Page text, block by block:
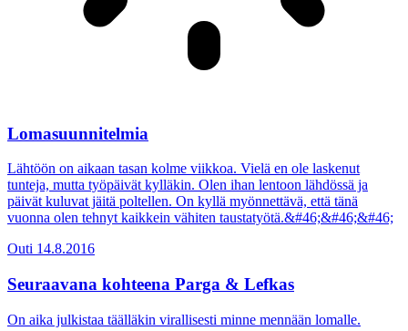
Lomasuunnitelmia
Lähtöön on aikaan tasan kolme viikkoa. Vielä en ole laskenut
tunteja, mutta työpäivät kylläkin. Olen ihan lentoon lähdössä ja
päivät kuluvat jäitä poltellen. On kyllä myönnettävä, että tänä
vuonna olen tehnyt kaikkein vähiten taustatyötä.&#46;&#46;&#46;
Outi 14.8.2016
Seuraavana kohteena Parga & Lefkas
On aika julkistaa täälläkin virallisesti minne mennään lomalle.